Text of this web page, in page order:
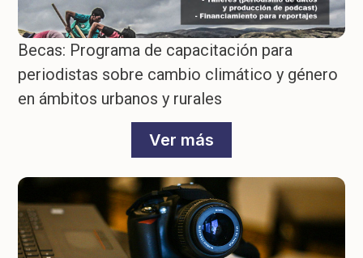
Becas: Programa de capacitación para
periodistas sobre cambio climático y género
en ámbitos urbanos y rurales
Ver más